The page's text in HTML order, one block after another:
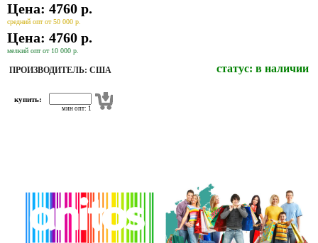
Цена: 4760 р.
средний опт от 50 000 р.
Цена: 4760 р.
мелкий опт от 10 000 р.
ПРОИЗВОДИТЕЛЬ: США статус: в наличии
купить:
мин опт: 1